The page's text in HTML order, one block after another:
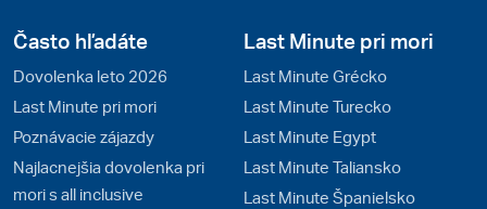
Často hľadáte
Dovolenka leto 2026
Last Minute pri mori
Poznávacie zájazdy
Najlacnejšia dovolenka pri
mori s all inclusive
Last Minute pri mori
Last Minute Grécko
Last Minute Turecko
Last Minute Egypt
Last Minute Taliansko
Last Minute Španielsko